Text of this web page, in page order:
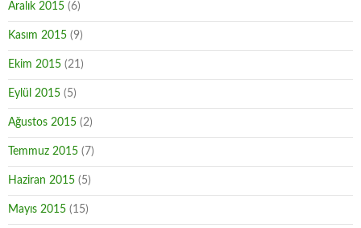
Aralık 2015 (6)
Kasım 2015 (9)
Ekim 2015 (21)
Eylül 2015 (5)
Ağustos 2015 (2)
Temmuz 2015 (7)
Haziran 2015 (5)
Mayıs 2015 (15)